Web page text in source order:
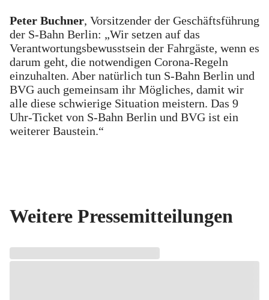
Peter Buchner, Vorsitzender der Geschäftsführung
der S-Bahn Berlin: „Wir setzen auf das
Verantwortungsbewusstsein der Fahrgäste, wenn es
darum geht, die notwendigen Corona-Regeln
einzuhalten. Aber natürlich tun S-Bahn Berlin und
BVG auch gemeinsam ihr Mögliches, damit wir
alle diese schwierige Situation meistern. Das 9
Uhr-Ticket von S-Bahn Berlin und BVG ist ein
weiterer Baustein.“
Weitere Pressemitteilungen